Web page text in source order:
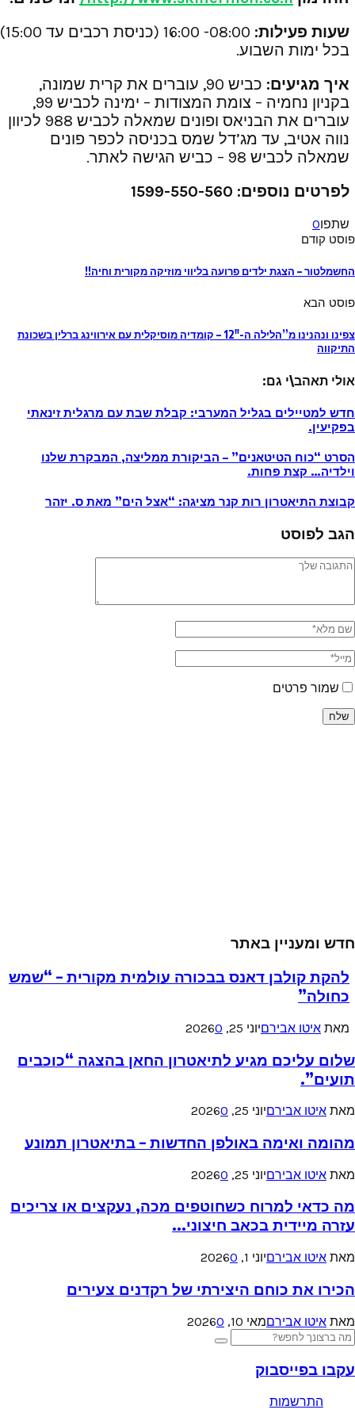
שעות פעילות:
08:00- 16:00 (כניסת רכבים עד 15:00)
בכל ימות השבוע.
איך מגיעים:
כביש 90, עוברים את קרית שמונה,
בקניון נחמיה – צומת המצודות – ימינה לכביש 99,
עוברים את הבניאס ופונים שמאלה לכביש 988 לכיוון
נווה אטיב, עד מג’דל שמס בכניסה לכפר פונים
שמאלה לכביש 98 – כביש הגישה לאתר.
לפרטים נוספים: 1599-550-560
שתפו0
פוסט קודם
החשמלטור – הצגת ילדים פרועה בליווי מוזיקה מקורית וחיה!!
פוסט הבא
צפינו ונהנינו מ”הלילה ה-12″ – קומדיה מוסיקלית עם אירווינג ברלין בשכונת
התיקווה
אולי תאהב\י גם:
חדש למטיילים בגליל המערבי: קבלת שבת עם מרגלית זינאתי
בפקיעין.
הסרט “כוח הטיטאנים” – הביקורת ממליצה, המבקרת שלנו
וילדיה… קצת פחות.
קבוצת התיאטרון רות קנר מציגה: “אצל הים” מאת ס. יזהר
הגב לפוסט
שמור פרטים
חדש ומעניין באתר
להקת קולבן דאנס בבכורה עולמית מקורית – “שמש
כחולה”
מאת איטו אבירםיוני 25, 2026 0
שלום עליכם מגיע לתיאטרון החאן בהצגה “כוכבים
תועים”.
מאת איטו אבירםיוני 25, 2026 0
מהומה ואימה באולפן החדשות – בתיאטרון תמונע
מאת איטו אבירםיוני 25, 2026 0
מה כדאי למרוח כשחוטפים מכה, נעקצים או צריכים
עזרה מיידית בכאב חיצוני...
מאת איטו אבירםיוני 1, 2026 0
הכירו את כוחם היצירתי של רקדנים צעירים
מאת איטו אבירםמאי 10, 2026
0
Search
for:
Search
עקבו בפייסבוק
התרשמות